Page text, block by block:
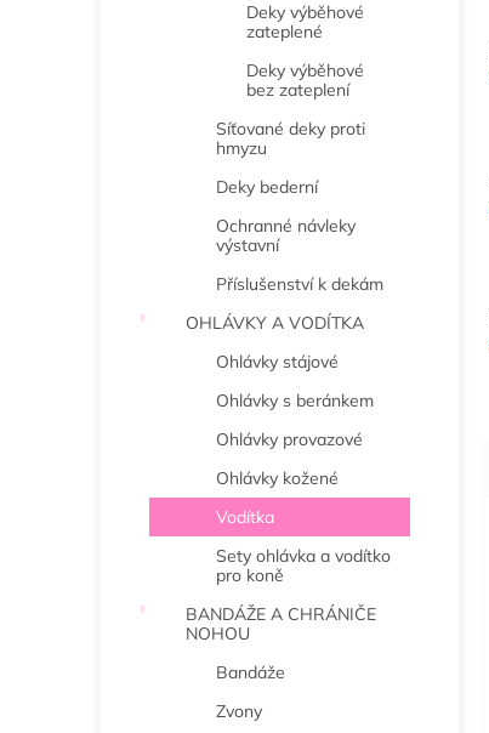
Deky výběhové
zateplené
Deky výběhové
bez zateplení
Síťované deky proti
hmyzu
Deky bederní
Ochranné návleky
výstavní
Příslušenství k dekám
OHLÁVKY A VODÍTKA
Ohlávky stájové
Ohlávky s beránkem
Ohlávky provazové
Ohlávky kožené
Vodítka
Sety ohlávka a vodítko
pro koně
BANDÁŽE A CHRÁNIČE
NOHOU
Bandáže
Zvony